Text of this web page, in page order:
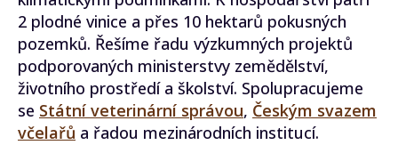
2 plodné vinice a přes 10 hektarů pokusných
pozemků. Řešíme řadu výzkumných projektů
podporovaných ministerstvy zemědělství,
životního prostředí a školství. Spolupracujeme
se Státní veterinární správou, Českým svazem
včelařů a řadou mezinárodních institucí.